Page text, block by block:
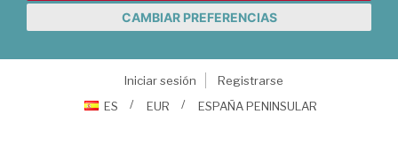
CAMBIAR PREFERENCIAS
Iniciar sesión
Registrarse
ES
EUR ESPAÑA PENINSULAR